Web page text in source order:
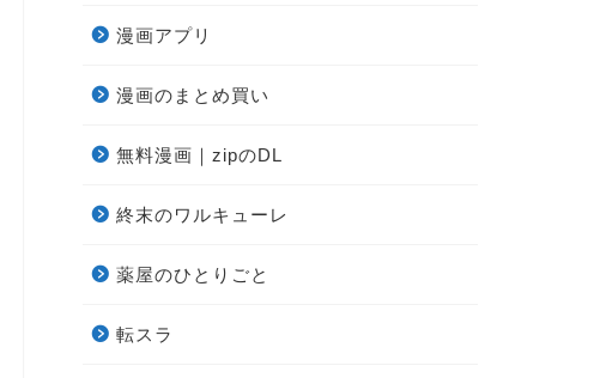
漫画アプリ
漫画のまとめ買い
無料漫画｜zipのDL
終末のワルキューレ
薬屋のひとりごと
転スラ